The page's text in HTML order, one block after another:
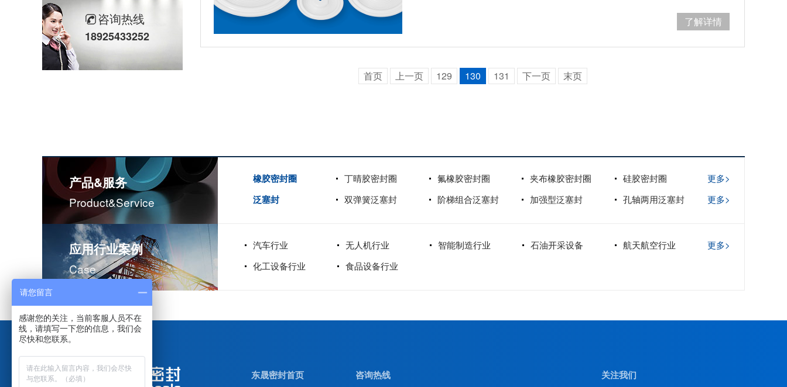
了解详情
首页 上一页 129 130 131 下一页 末页
米顿罗计量泵配件膜片
咨询热线
18925433252
产品&服务
Product&service
橡胶密封圈 丁晴胶密封圈 氟橡胶密封圈 夹布橡胶密封圈 硅胶密封圈 更多>
泛塞封 双弹簧泛塞封 阶梯组合泛塞封 加强型泛塞封 孔轴两用泛塞封 更多>
应用行业案例
Case
汽车行业 无人机行业 智能制造行业 石油开采设备
航天航空行业
化工设备行业
食品设备行业
更多>
东晟密封首页 咨询热线 关注我们
请您留言
感谢您的关注，当前客服人员不在
线，请填写一下您的信息，我们会
尽快和您联系。